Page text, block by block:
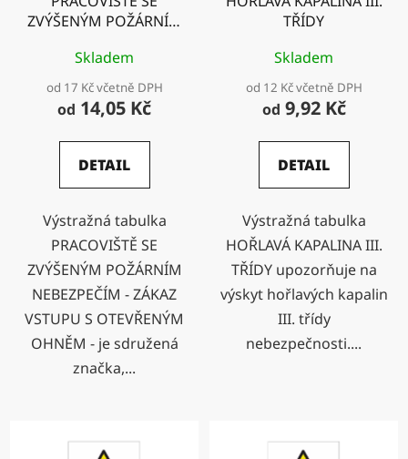
ZVÝŠENÝM POŽÁRNÍM
VSTUPU S OTEVŘENÝM
OHNĚM -
Skladem
od 17 Kč včetně DPH
od 14,05 Kč
DETAIL
Výstražná tabulka
PRACOVIŠTĚ SE
ZVÝŠENÝM POŽÁRNÍM
NEBEZPEČÍM - ZÁKAZ
VSTUPU S OTEVŘENÝM
OHNĚM - je sdružená
značka,...
TŘÍDY
Skladem
od 12 Kč včetně DPH
od 9,92 Kč
DETAIL
Výstražná tabulka
HOŘLAVÁ KAPALINA III.
TŘÍDY upozorňuje na
výskyt hořlavých kapalin
III. třídy
nebezpečnosti....